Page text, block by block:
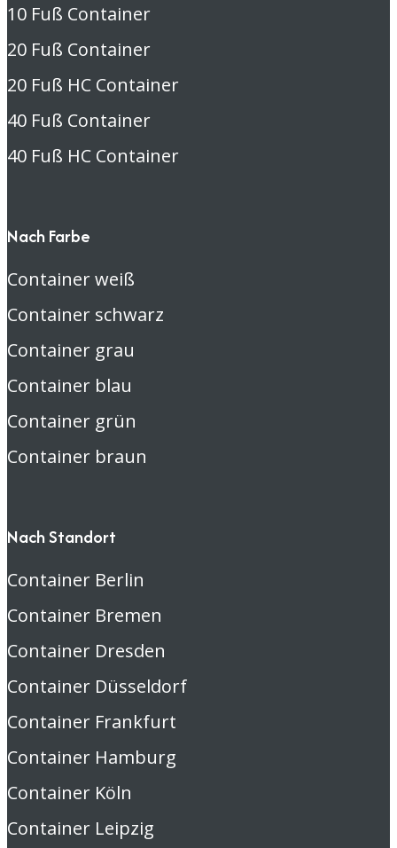
10 Fuß Container
20 Fuß Container
20 Fuß HC Container
40 Fuß Container
40 Fuß HC Container
Nach Farbe
Container weiß
Container schwarz
Container grau
Container blau
Container grün
Container braun
Nach Standort
Container Berlin
Container Bremen
Container Dresden
Container Düsseldorf
Container Frankfurt
Container Hamburg
Container Köln
Container Leipzig